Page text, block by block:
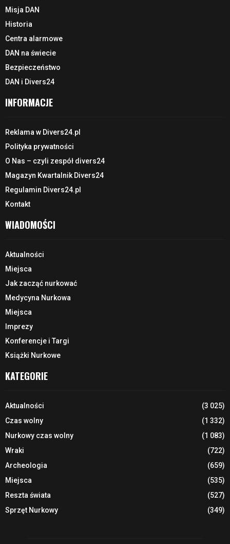
Misja DAN
Historia
Centra alarmowe
DAN na świecie
Bezpieczeństwo
DAN i Divers24
INFORMACJE
Reklama w Divers24.pl
Polityka prywatności
O Nas – czyli zespół divers24
Magazyn Kwartalnik Divers24
Regulamin Divers24.pl
Kontakt
WIADOMOŚCI
Aktualności
Miejsca
Jak zacząć nurkować
Medycyna Nurkowa
Miejsca
Imprezy
Konferencje i Targi
Książki Nurkowe
KATEGORIE
Aktualności
(3 025)
Czas wolny
(1 332)
Nurkowy czas wolny
(1 083)
Wraki
(722)
Archeologia
(659)
Miejsca
(535)
Reszta świata
(527)
Sprzęt Nurkowy
(349)